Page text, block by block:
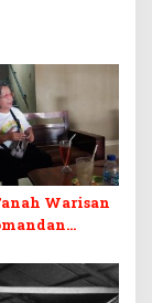
Warisan
Arena